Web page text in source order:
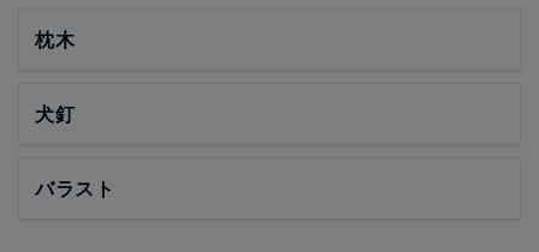
枕木
犬釘
バラスト